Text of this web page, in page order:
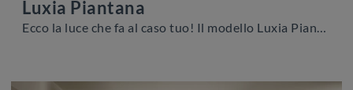
Luxia Piantana
Ecco la luce che fa al caso tuo! Il modello Luxia Piantana è una tra le nostre lampade da terra di Bontempi.